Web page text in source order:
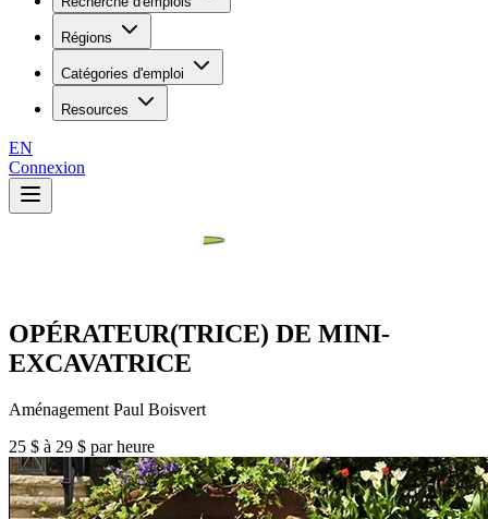
Régions
Catégories d'emploi
Resources
EN
Connexion
OPÉRATEUR(TRICE) DE MINI-
EXCAVATRICE
Aménagement Paul Boisvert
25 $ à 29 $ par heure